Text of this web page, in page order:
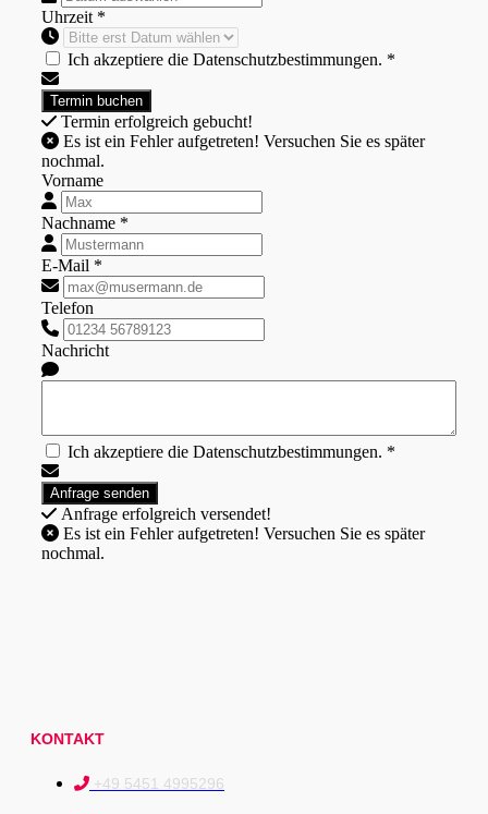
Uhrzeit *
Ich akzeptiere die Datenschutzbestimmungen. *
Termin erfolgreich gebucht!
nochmal.
Vorname
Nachname *
E-Mail *
Telefon
Nachricht
Ich akzeptiere die Datenschutzbestimmungen. *
Anfrage erfolgreich versendet!
nochmal.
KONTAKT
+49 5451 4995296